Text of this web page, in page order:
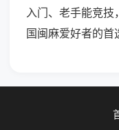
入门、老手能竞技
国闽麻爱好者的首